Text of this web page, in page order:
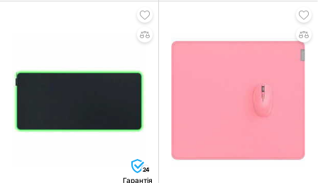
24
Гарантія